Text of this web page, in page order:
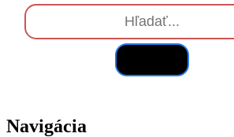
Navigácia